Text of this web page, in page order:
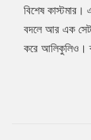
বিশেষ
বদলে আর এক সেট
করে আলিকুলিও।